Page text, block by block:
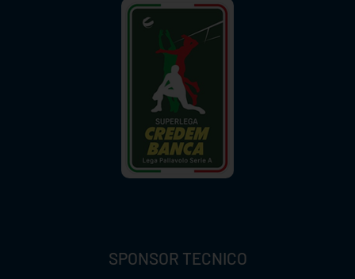
SPONSOR TECNICO